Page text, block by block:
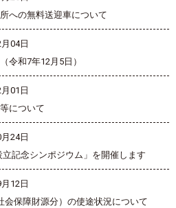
への無料送迎車について
04日
令和7年12月5日）
01日
について
24日
立記念シンポジウム」を開催します
12日
保障財源分）の使途状況について